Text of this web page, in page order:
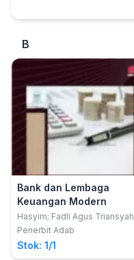
B
Bank dan Lembaga
Keuangan Modern
Hasyim; Fadli Agus Triansyah
Penerbit Adab
Stok: 1/1